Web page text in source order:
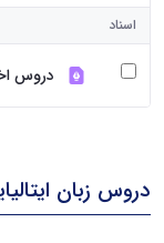
صفحه اصلی
کاربر انتخاب شده
نام
اسناد